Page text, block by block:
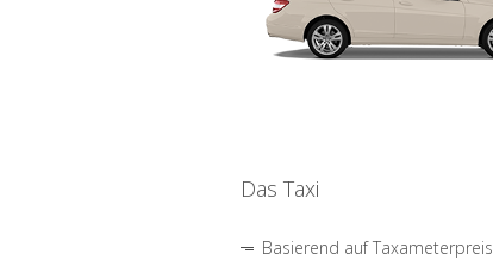
Das Taxi
Basierend auf Taxameterpreis